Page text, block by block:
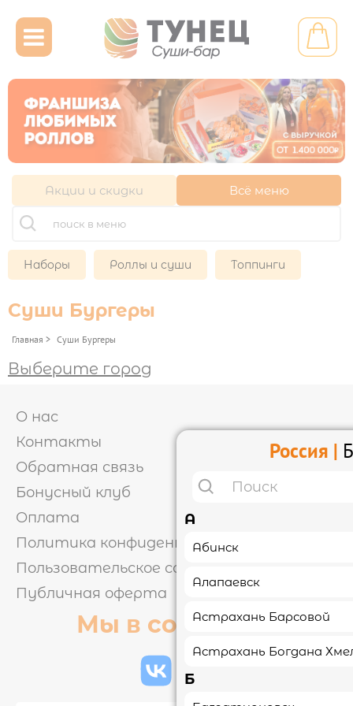
Другой ресторан
Личный кабинет
Франшиза
НАБОРЫ 
ХОЛОДНЫЕ НАБОРЫ
РОЛЛЫ И СУШИ 
СУШИ
ТОППИНГИ
КОНТАКТЫ
ЛИЧНЫЙ КАБИНЕТ
ИНФОРМАЦИЯ 
КОНФИДЕНЦИАЛЬНОСТИ
Россия |
А
Абинск
Алапаевск
Астрахань Барсовой
Астрахань Богдана
Б

Акции и скидки Всё меню
Наборы Роллы и суши Топпинги
Суши Бургеры
Главная > Суши Бургеры
Выберите город
О нас
Контакты
Обратная связь
Бонусный клуб
Оплата
Политика конфиденциальности
Пользовательское соглашение
Публичная оферта
Мы в соцсетях